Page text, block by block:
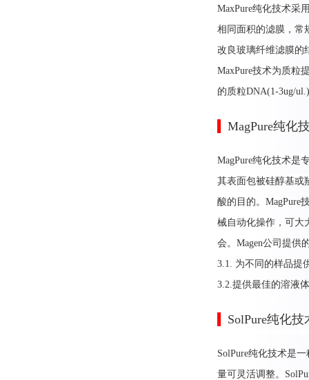
MaxPure纯化技术采
相同面积的滤膜，常
改良玻璃纤维滤膜的
MaxPure技术为质粒
的质粒DNA(1-3ug/ul.)
MagPure纯化
MagPure纯化技术是
其表面包被硅醇基或
酸的目的。MagPure
械自动化操作，可大
会。Magen公司提供
3.1. 为不同的样品提
3.2.提供最佳的溶液
SolPure纯化
SolPure纯化技术是
量可灵活调整。